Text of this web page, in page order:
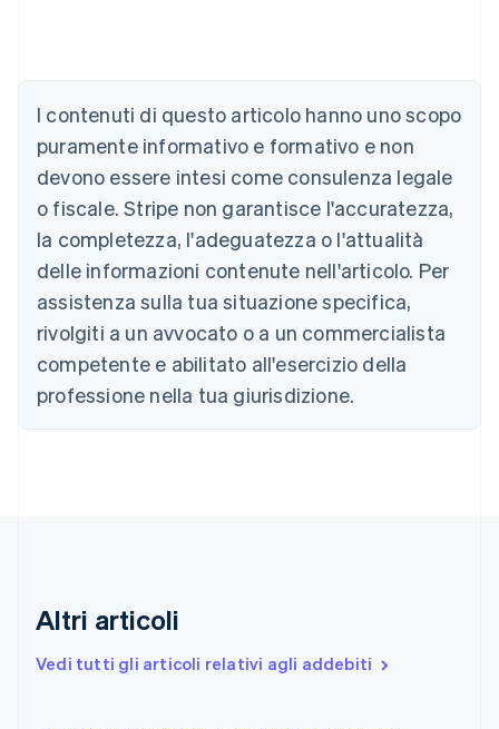
I contenuti di questo articolo hanno uno scopo
puramente informativo e formativo e non
devono essere intesi come consulenza legale
o fiscale. Stripe non garantisce l'accuratezza,
la completezza, l'adeguatezza o l'attualità
delle informazioni contenute nell'articolo. Per
assistenza sulla tua situazione specifica,
rivolgiti a un avvocato o a un commercialista
competente e abilitato all'esercizio della
professione nella tua giurisdizione.
Altri articoli
Vedi tutti gli articoli relativi agli addebiti
Australia
Austria
Deutsch English
Belgio
NederlandsFrançais DeutschEnglish
Brasile
PortuguêsEnglish
English
Canada
English
Cina continentale
简体中文English
English
Estonia